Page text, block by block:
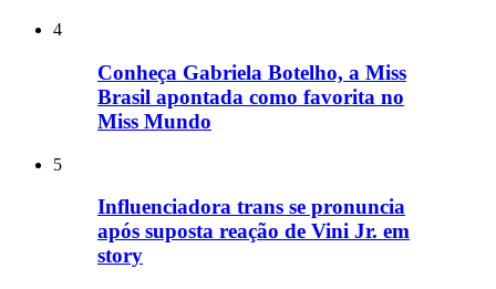
4
Conheça Gabriela Botelho, a Miss
Brasil apontada como favorita no
Miss Mundo
5
Influenciadora trans se pronuncia
após suposta reação de Vini Jr. em
story